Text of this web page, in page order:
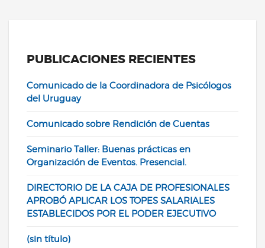
PUBLICACIONES RECIENTES
Comunicado de la Coordinadora de Psicólogos
del Uruguay
Comunicado sobre Rendición de Cuentas
Seminario Taller: Buenas prácticas en
Organización de Eventos. Presencial.
DIRECTORIO DE LA CAJA DE PROFESIONALES
APROBÓ APLICAR LOS TOPES SALARIALES
ESTABLECIDOS POR EL PODER EJECUTIVO
(sin título)